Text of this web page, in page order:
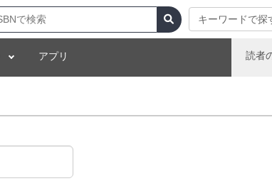
キーワードで探
アプリ 読者